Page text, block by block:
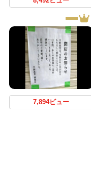
7,894ビュー